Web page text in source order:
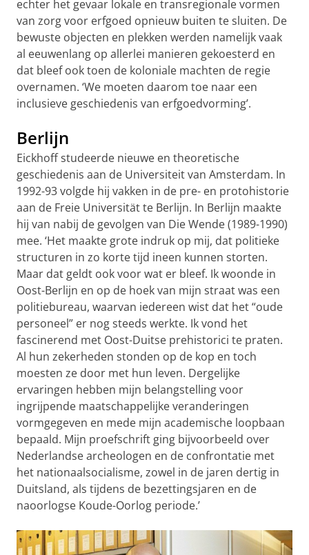
echter het gevaar lokale en transregionale vormen
van zorg voor erfgoed opnieuw buiten te sluiten. De
bewuste objecten en plekken werden namelijk vaak
al eeuwenlang op allerlei manieren gekoesterd en
dat bleef ook toen de koloniale machten de regie
overnamen. ‘We moeten daarom toe naar een
inclusieve geschiedenis van erfgoedvorming’.
Berlijn
Eickhoff studeerde nieuwe en theoretische
geschiedenis aan de Universiteit van Amsterdam. In
1992-93 volgde hij vakken in de pre- en protohistorie
aan de Freie Universität te Berlijn. In Berlijn maakte
hij van nabij de gevolgen van Die Wende (1989-1990)
mee. ‘Het maakte grote indruk op mij, dat politieke
structuren in zo korte tijd ineen kunnen storten.
Maar dat geldt ook voor wat er bleef. Ik woonde in
Oost-Berlijn en op de hoek van mijn straat was een
politiebureau, waarvan iedereen wist dat het “oude
personeel” er nog steeds werkte. Ik vond het
fascinerend met Oost-Duitse prehistorici te praten.
Al hun zekerheden stonden op de kop en toch
moesten ze door met hun leven. Dergelijke
ervaringen hebben mijn belangstelling voor
ingrijpende maatschappelijke veranderingen
vormgegeven en mede mijn academische loopbaan
bepaald. Mijn proefschrift ging bijvoorbeeld over
Nederlandse archeologen en de confrontatie met
het nationaalsocialisme, zowel in de jaren dertig in
Duitsland, als tijdens de bezettingsjaren en de
naoorlogse Koude-Oorlog periode.’